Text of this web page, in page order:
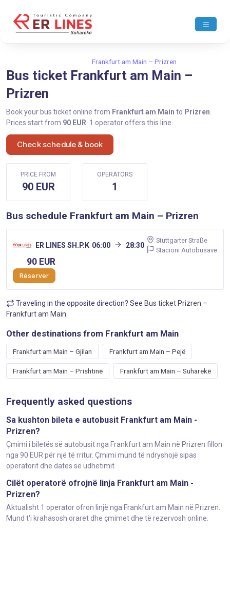
Frankfurt am Main – Prizren
Bus ticket Frankfurt am Main –
Prizren
Book your bus ticket online from Frankfurt am Main to Prizren
Prices start from 90 EUR . 1 operator offers this line.
Check schedule & book
PRICE FROM
90 EUR
OPERATORS
1
Bus schedule Frankfurt am Main – Prizren
ER LINES SH.P.K 06:00 28:30
Stuttgarter Straße
Stacioni Autobusave
90 EUR
Réserver
Traveling in the opposite direction? See Bus ticket Prizren –
Frankfurt am Main
Other destinations from Frankfurt am Main
Frankfurt am Main – Gjilan Frankfurt am Main – Pejë
Frankfurt am Main – Prishtinë Frankfurt am Main – Suharekë
Frequently asked questions
Sa kushton bileta e autobusit Frankfurt am Main -
Prizren?
Çmimi i biletës së autobusit nga Frankfurt am Main në Prizren fillon
nga 90 EUR për një të rritur. Çmimi mund të ndryshojë sipas
operatorit dhe datës së udhëtimit.
Cilët operatorë ofrojnë linja Frankfurt am Main -
Prizren?
Aktualisht 1 operator ofron linjë nga Frankfurt am Main në Prizren.
Mund t'i krahasosh oraret dhe çmimet dhe të rezervosh online.